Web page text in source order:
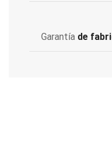
Garantía de